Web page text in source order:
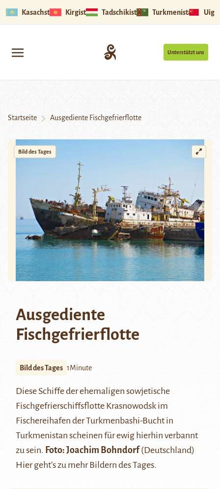
Kasachstan Kirgistan Tadschikistan Turkmenistan
Unterstützt uns
Startseite Ausgediente Fischgefrierflotte
Bild des Tages
Ausgediente
Fischgefrierflotte
Bild des Tages 1Minute
Diese Schiffe der ehemaligen sowjetische
Fischgefrierschiffsflotte Krasnowodsk im
Fischereihafen derTurkmenbashi-Bucht in
Turkmenistan scheinen für ewig hierhin verbannt
zu sein. Foto: Joachim Bohndorf(Deutschland)
Hiergeht’s zu mehr Bildern des Tages.